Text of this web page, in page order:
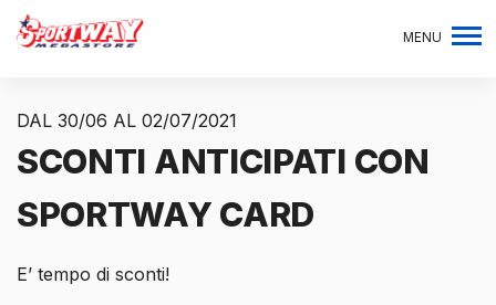
MENU
DAL 30/06 AL 02/07/2021
SCONTI ANTICIPATI CON
SPORTWAY CARD
E’ tempo di sconti!